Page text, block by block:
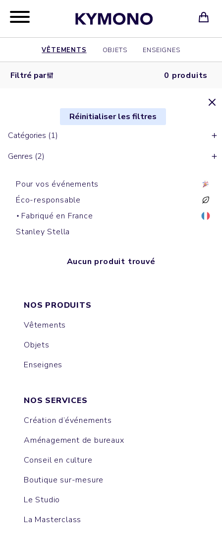
VÊTEMENTS OBJETS ENSEIGNES
Filtré par 0 produits
Réinitialiser les filtres
Catégories (1)
Genres (2)
Pour vos événements
Éco-responsable
Fabriqué en France
Stanley Stella
Aucun produit trouvé
NOS PRODUITS
Vêtements
Objets
Enseignes
NOS SERVICES
Création d’événements
Aménagement de bureaux
Conseil en culture
Boutique sur-mesure
Le Studio
La Masterclass